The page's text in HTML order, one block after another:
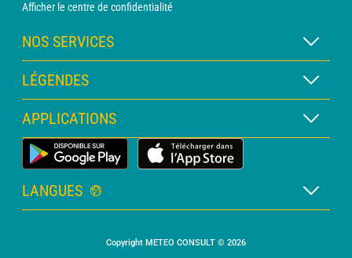
Afficher le centre de confidentialité
NOS SERVICES
Abonnement METEO Xpert
Abonnement METEO PRO
Consultation avec un prévisionniste
Bulletin PRO
LÉGENDES
Légende des cartes
Légende des pictogrammes
Glossaire
APPLICATIONS
Application Météo Terrestre
LANGUES
Copyright METEO CONSULT © 2026